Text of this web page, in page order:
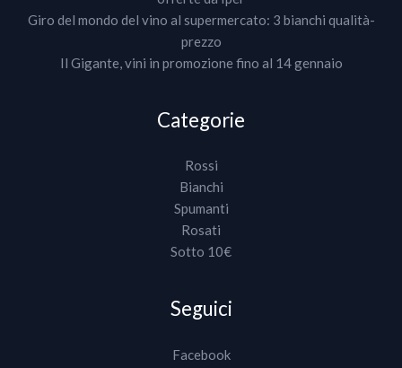
Giro del mondo del vino al supermercato: 3 bianchi qualità-
prezzo
Il Gigante, vini in promozione fino al 14 gennaio
Categorie
Rossi
Bianchi
Spumanti
Rosati
Sotto 10€
Seguici
Facebook